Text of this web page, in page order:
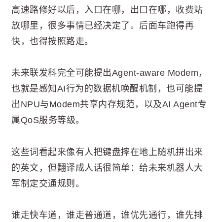
高速路修好以后，入口在哪，出口在哪，收费站
放哪里，很多事情已经决定了。后面车跑得再
快，也得按照路走。
未来联发科完全可能提出Agent-aware Modem，
也就是感知AI行为的数据机唤醒机制，也可能提
出NPU与Modem共享内存规范，以及AI Agent专
属QoS服务等级。
这些词看起来像有人把键盘摔在地上随机拼出来
的英文，但翻译成人话很简单：给未来机器人大
军制定交通规则。
谁走快车道，谁走普通道，谁优先通行，谁先排